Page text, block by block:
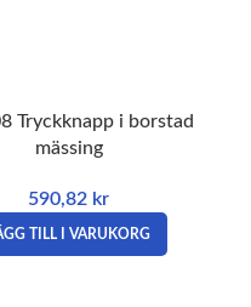
Tryckknapp i borstad
mässing
590,82 kr
TILL I VARUKORG